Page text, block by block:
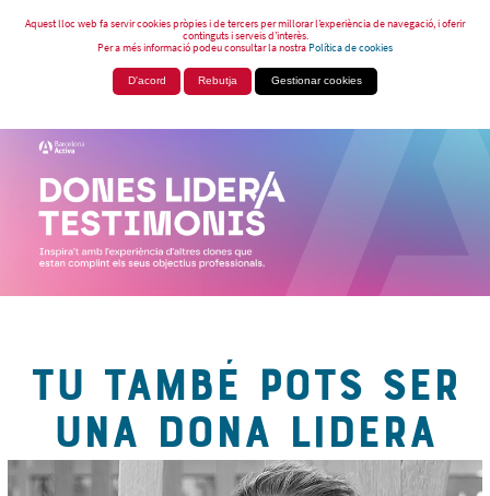
Aquest lloc web fa servir cookies pròpies i de tercers per millorar l’experiència de navegació, i oferir
continguts i serveis d’interès.
Per a més informació podeu consultar la nostraPolítica de cookies
D'acord Rebutja Gestionar cookies
TU TAMBÉ POTS SER
UNA DONA LIDERA